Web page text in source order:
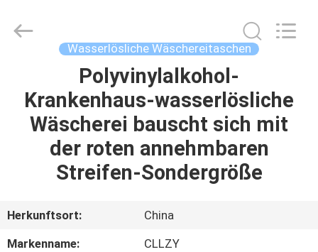
HAUSE
PRODUKTE
UNS
Materials
Wasserlösliche Wäschereitaschen
Polyvinylalkohol-
Krankenhaus-wasserlösliche
Wäscherei bauscht sich mit
der roten annehmbaren
Streifen-Sondergröße
Herkunftsort:
China
Markenname:
CLLZY